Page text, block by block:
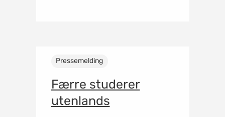
Pressemelding
Færre studerer
utenlands